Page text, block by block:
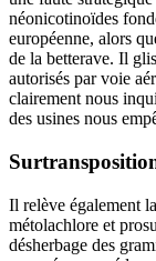
néonicotinoïdes
européenne, alors
de la betterave. Il
autorisés par voie
clairement nous
des usines nous
Il relève également
métolachlore et
désherbage des